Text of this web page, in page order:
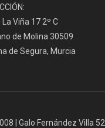
La Viña 17 2º C
de Molina 30509
de Segura, Murcia
| Galo Fernández Villa